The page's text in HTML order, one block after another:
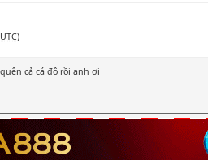
cả cá độ rồi anh ơi